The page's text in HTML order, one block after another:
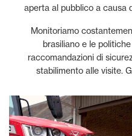
aperta al pubblico a causa
Monitoriamo
brasiliano e le
raccomandazioni di
stabilimento alle visite.